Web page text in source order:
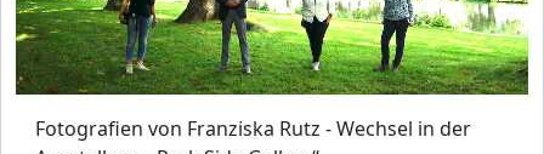
Fotografien von Franziska Rutz - Wechsel in der